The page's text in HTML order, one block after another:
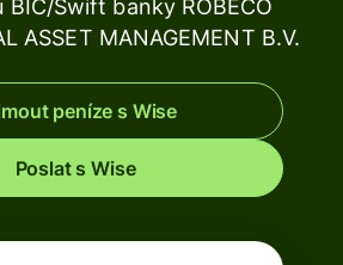
BIC/Swift banky ROBECO
ASSET MANAGEMENT B.V.
peníze s Wise
Poslat s Wise